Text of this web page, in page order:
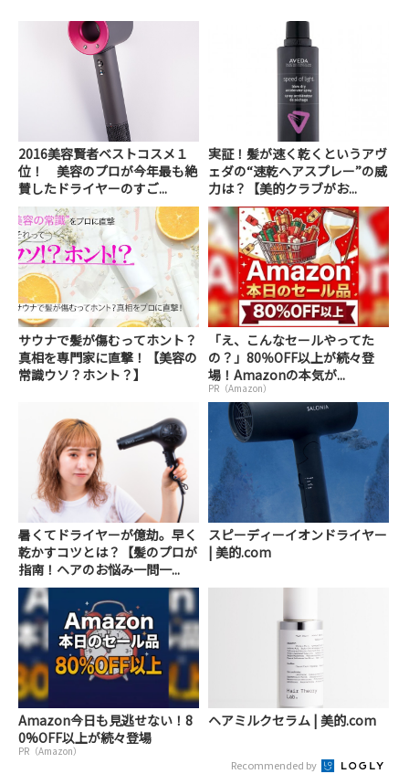
2016美容賢者ベストコスメ１
位！ 美容のプロが今年最も絶
賛したドライヤーのすご...
実証！髪が速く乾くというアヴ
ェダの“速乾ヘアスプレー”の威
力は？【美的クラブがお...
サウナで髪が傷むってホント？
真相を専門家に直撃！【美容の
常識ウソ？ホント？】
「え、こんなセールやってた
の？」80％OFF以上が続々登
場！Amazonの本気が...
PR（Amazon）
暑くてドライヤーが億劫。早く
乾かすコツとは？【髪のプロが
指南！ヘアのお悩み一問一...
スピーディーイオンドライヤー
| 美的.com
Amazon今日も見逃せない！8
0%OFF以上が続々登場
PR（Amazon）
ヘアミルクセラム | 美的.com
Recommended by